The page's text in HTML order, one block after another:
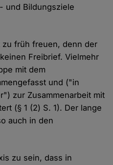
und Bildungsziele
früh freuen, denn der
Freibrief. Vielmehr
mit dem
und ("in
zur Zusammenarbeit mit
(§ 1 (2) S. 1). Der lange
auch in den
zu sein, dass in